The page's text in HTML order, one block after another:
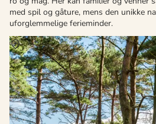
med spil og gåture, mens den unikke
uforglemmelige ferieminder.
OmBalka